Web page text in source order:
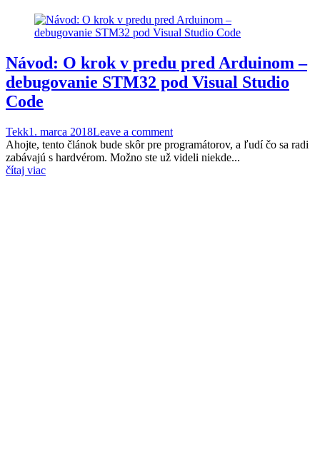
Návod: O krok v predu pred Arduinom –
debugovanie STM32 pod Visual Studio
Code
Tekk1. marca 2018Leave a comment
Ahojte, tento článok bude skôr pre programátorov, a ľudí čo sa radi
zabávajú s hardvérom. Možno ste už videli niekde...
čítaj viac